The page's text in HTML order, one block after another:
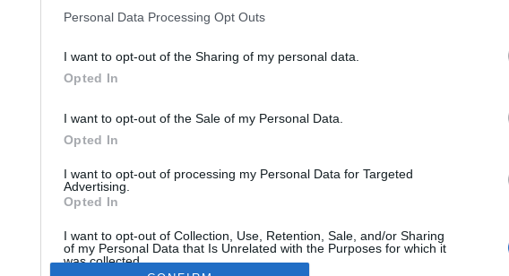
Personal Data Processing Opt Outs
I want to opt-out of the Sharing of my personal data.
Opted In
I want to opt-out of the Sale of my Personal Data.
Opted In
I want to opt-out of processing my Personal Data for Targeted
Advertising.
Opted In
I want to opt-out of Collection, Use, Retention, Sale, and/or Sharing
of my Personal Data that Is Unrelated with the Purposes for which it
was collected.